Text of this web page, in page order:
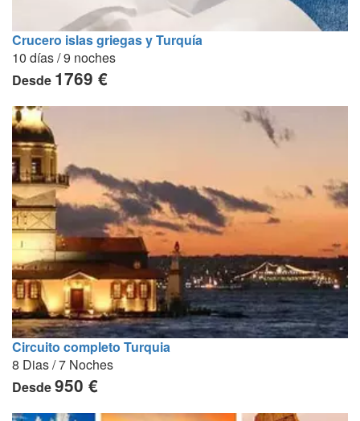
Crucero islas griegas y Turquía
10 días / 9 noches
Desde 1769 €
Circuito completo Turquia
8 Dias / 7 Noches
Desde950 €